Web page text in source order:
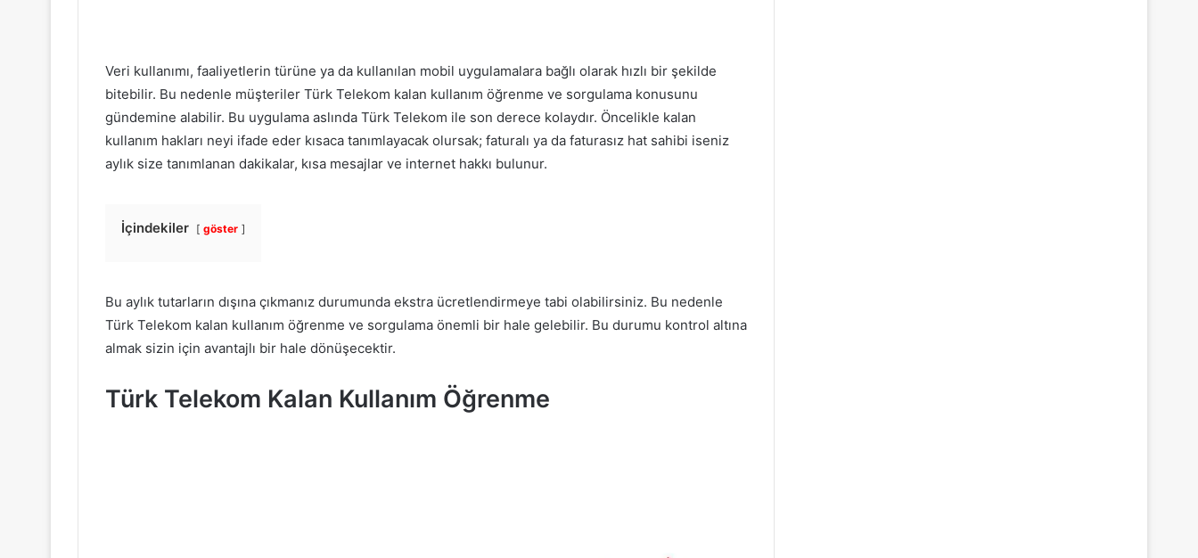
Veri kullanımı, faaliyetlerin türüne ya da kullanılan mobil uygulamalara bağlı olarak hızlı bir şekilde
bitebilir. Bu nedenle müşteriler Türk Telekom kalan kullanım öğrenme ve sorgulama konusunu
gündemine alabilir. Bu uygulama aslında Türk Telekom ile son derece kolaydır. Öncelikle kalan
kullanım hakları neyi ifade eder kısaca tanımlayacak olursak; faturalı ya da faturasız hat sahibi iseniz
aylık size tanımlanan dakikalar, kısa mesajlar ve internet hakkı bulunur.
İçindekiler göster
Bu aylık tutarların dışına çıkmanız durumunda ekstra ücretlendirmeye tabi olabilirsiniz. Bu nedenle
Türk Telekom kalan kullanım öğrenme ve sorgulama önemli bir hale gelebilir. Bu durumu kontrol altına
almak sizin için avantajlı bir hale dönüşecektir.
Türk Telekom Kalan Kullanım Öğrenme